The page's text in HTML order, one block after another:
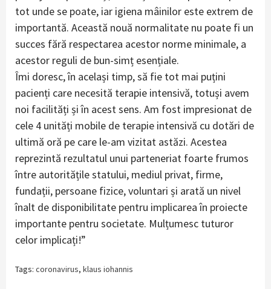
tot unde se poate, iar igiena mâinilor este extrem de
importantă. Această nouă normalitate nu poate fi un
succes fără respectarea acestor norme minimale, a
acestor reguli de bun-simț esențiale.
Îmi doresc, în același timp, să fie tot mai puțini
pacienți care necesită terapie intensivă, totuși avem
noi facilități și în acest sens. Am fost impresionat de
cele 4 unități mobile de terapie intensivă cu dotări de
ultimă oră pe care le-am vizitat astăzi. Acestea
reprezintă rezultatul unui parteneriat foarte frumos
între autoritățile statului, mediul privat, firme,
fundații, persoane fizice, voluntari și arată un nivel
înalt de disponibilitate pentru implicarea în proiecte
importante pentru societate. Mulțumesc tuturor
celor implicați!”
Tags: coronavirus, klaus iohannis